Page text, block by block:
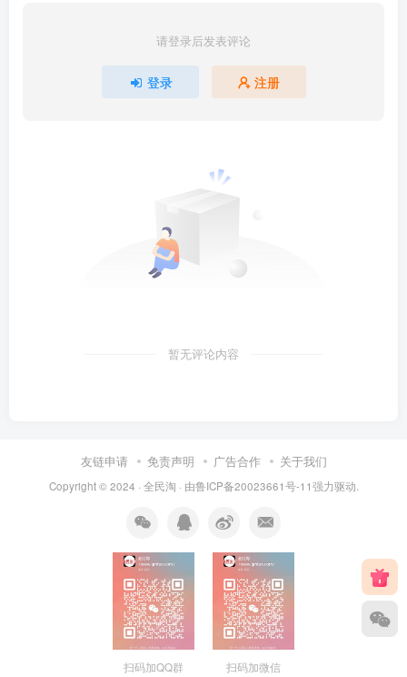
请登录后发表评论
登录 注册
暂无评论内容
友链申请 免责声明 广告合作 关于我们
Copyright © 2024 · 全民淘 · 由鲁ICP备20023661号-11强力驱动.
扫码加QQ群 扫码加微信